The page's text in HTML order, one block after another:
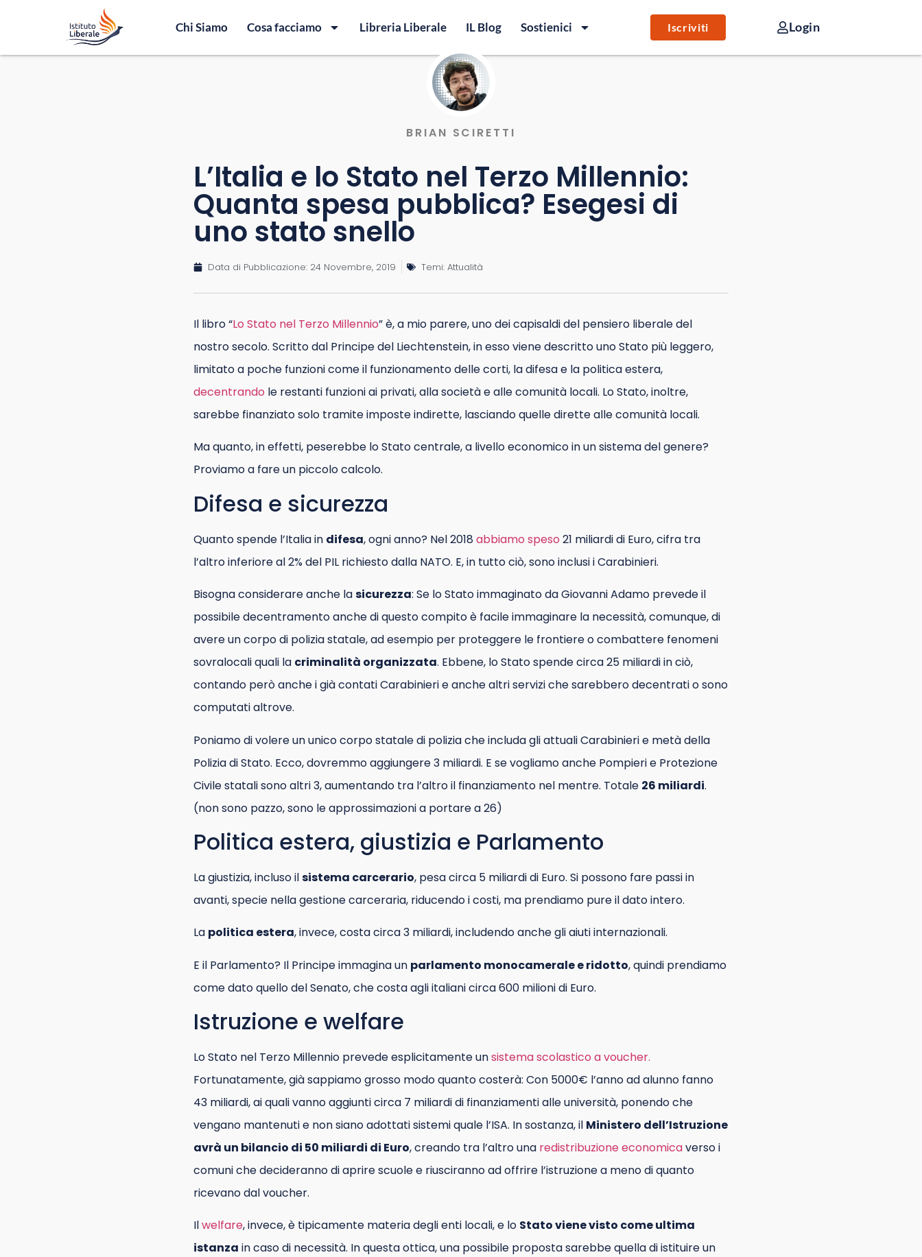
Chi Siamo Cosa facciamo Libreria Liberale IL Blog Sostienici Iscriviti Login
BRIAN SCIRETTI
L’Italia e lo Stato nel Terzo Millennio:
Quanta spesa pubblica? Esegesi di
uno stato snello
Data di Pubblicazione: 24 Novembre, 2019 Temi: Attualità
Il libro “Lo Stato nel Terzo Millennio” è, a mio parere, uno dei capisaldi del pensiero liberale del
nostro secolo. Scritto dal Principe del Liechtenstein, in esso viene descritto uno Stato più leggero,
limitato a poche funzioni come il funzionamento delle corti, la difesa e la politica estera,
decentrando le restanti funzioni ai privati, alla società e alle comunità locali. Lo Stato, inoltre,
sarebbe finanziato solo tramite imposte indirette, lasciando quelle dirette alle comunità locali.
Ma quanto, in effetti, peserebbe lo Stato centrale, a livello economico in un sistema del genere?
Proviamo a fare un piccolo calcolo.
Difesa e sicurezza
Quanto spende l’Italia in difesa, ogni anno? Nel 2018 abbiamo speso 21 miliardi di Euro, cifra tra
l’altro inferiore al 2% del PIL richiesto dalla NATO. E, in tutto ciò, sono inclusi i Carabinieri.
Bisogna considerare anche lasicurezza: Se lo Stato immaginato da Giovanni Adamo prevede il
possibile decentramento anche di questo compito è facile immaginare la necessità, comunque, di
avere un corpo di polizia statale, ad esempio per proteggere le frontiere o combattere fenomeni
sovralocali quali la criminalità organizzata. Ebbene, lo Stato spende circa 25 miliardi in ciò,
contando però anche i già contati Carabinieri e anche altri servizi che sarebbero decentrati o sono
computati altrove.
Poniamo di volere un unico corpo statale di polizia che includa gli attuali Carabinieri e metà della
Polizia di Stato. Ecco, dovremmo aggiungere 3 miliardi. E se vogliamo anche Pompieri e Protezione
Civile statali sono altri 3, aumentando tra l’altro il finanziamento nel mentre. Totale 26 miliardi.
(non sono pazzo, sono le approssimazioni a portare a 26)
Politica estera, giustizia e Parlamento
La giustizia, incluso ilsistema carcerario, pesa circa 5 miliardi di Euro. Si possono fare passi in
avanti, specie nella gestione carceraria, riducendo i costi, ma prendiamo pure il dato intero.
La politica estera, invece, costa circa 3 miliardi, includendo anche gli aiuti internazionali.
E il Parlamento? Il Principe immagina un parlamento monocamerale e ridotto, quindi prendiamo
come dato quello del Senato, che costa agli italiani circa 600 milioni di Euro.
Istruzione e welfare
Lo Stato nel Terzo Millennio prevede esplicitamente unsistema scolastico a voucher.
Fortunatamente, già sappiamo grosso modo quanto costerà: Con 5000€ l’anno ad alunno fanno
43 miliardi, ai quali vanno aggiunti circa 7 miliardi di finanziamenti alle università, ponendo che
vengano mantenuti e non siano adottati sistemi quale l’ISA. In sostanza, il Ministero dell’Istruzione
avrà un bilancio di 50 miliardi di Euro, creando tra l’altro una redistribuzione economicaverso i
comuni che decideranno di aprire scuole e riusciranno ad offrire l’istruzione a meno di quanto
ricevano dal voucher.
Ilwelfare, invece, è tipicamente materia degli enti locali, e lo Stato viene visto come ultima
istanza in caso di necessità. In questa ottica, una possibile proposta sarebbe quella di istituire un